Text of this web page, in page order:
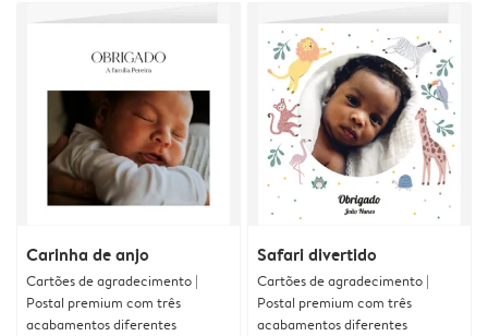
Carinha de anjo
Cartões de agradecimento |
Postal premium com três
acabamentos diferentes
Safari divertido
Cartões de agradecimento |
Postal premium com três
acabamentos diferentes